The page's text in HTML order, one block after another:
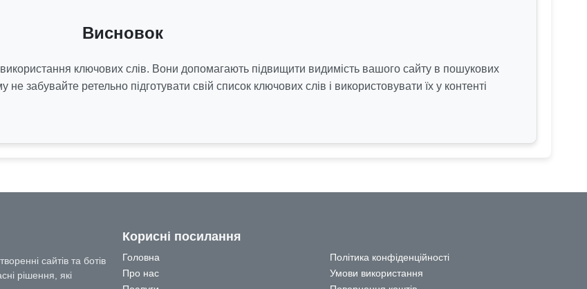
Висновок
ключових слів. Вони допомагають підвищити видимість вашого сайту в пошукових
не забувайте ретельно підготувати свій список ключових слів і використовувати їх у контенті
сайтів та ботів
рішення, які
Корисні посилання
Головна
Про нас
Політика конфіденційності
Умови використання